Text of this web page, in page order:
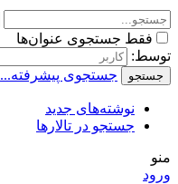
فقط جستجوی عنوان‌ها
توسط:
جستجو جستجوی پیشرفته...
نوشته‌های جدید
جستجو در تالارها
منو
ورود